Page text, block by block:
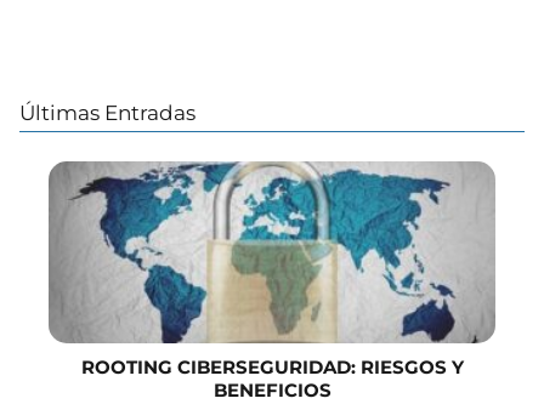
Últimas Entradas
ROOTING CIBERSEGURIDAD: RIESGOS Y
BENEFICIOS